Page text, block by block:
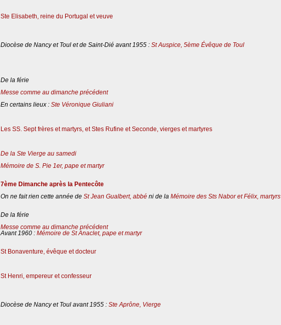
Ste Elisabeth, reine du Portugal et veuve
Diocèse de Nancy et Toul et de Saint-Dié avant 1955 : St Auspice, 5ème Évêque de Toul
De la férie
Messe comme au dimanche précédent
En certains lieux : Ste Véronique Giuliani
Les SS. Sept frères et martyrs, et Stes Rufine et Seconde, vierges et martyres
De la Ste Vierge au samedi
Mémoire de S. Pie 1er, pape et martyr
7ème Dimanche après la Pentecôte
On ne fait rien cette année de St Jean Gualbert, abbé ni de la Mémoire des Sts Nabor et Félix, martyrs
De la férie
Messe comme au dimanche précédent
Avant 1960 : Mémoire de St Anaclet, pape et martyr
St Bonaventure, évêque et docteur
St Henri, empereur et confesseur
Diocèse de Nancy et Toul avant 1955 : Ste Aprône, Vierge